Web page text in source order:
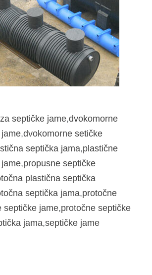
septičke jame,dvokomorne
,dvokomorne setičke
septička jama,plastične
,propusne septičke
plastična septička
septička jama,protočne
septičke jame,protočne septičke
jama,septičke jame